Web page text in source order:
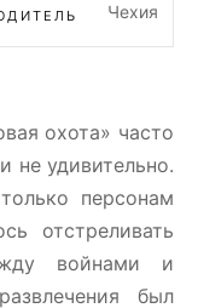
Чехия
охота» часто
не удивительно.
персонам
отстреливать
войнами и
был